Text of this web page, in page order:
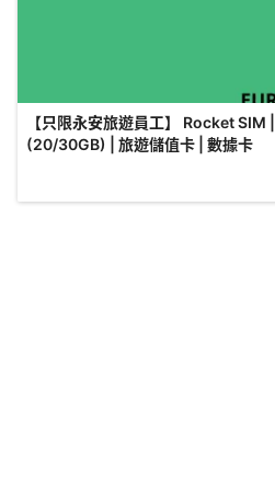
【只限永安旅遊員工】 Rocket SIM | 歐洲33國 20/30日上網卡
(20/30GB) | 旅遊儲值卡 | 數據卡